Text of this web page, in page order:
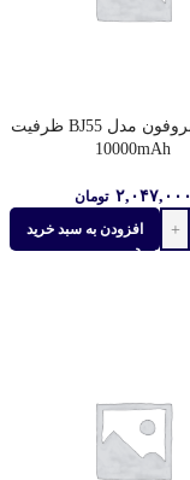
پاوربانک بروفون مدل BJ55 ظرفیت
10000mAh
۲,۰۴۷,۰۰۰ تومان
افزودن به سبد خرید